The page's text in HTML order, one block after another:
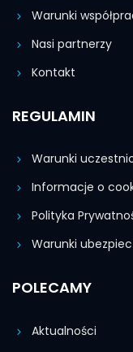
Warunki
Nasi partnerzy
Kontakt
REGULAMIN
Warunki
Informacje o
Polityka
Warunki
POLECAMY
Aktualności